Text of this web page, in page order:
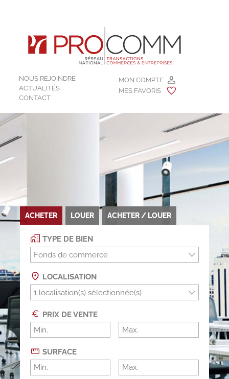
MON COMPTE
MES FAVORIS
NOUS REJOINDRE
ACTUALITÉS
CONTACT
ACHETER LOUER ACHETER / LOUER
TYPE DE BIEN
Fonds de commerce
LOCALISATION
PRIX DE VENTE
SURFACE